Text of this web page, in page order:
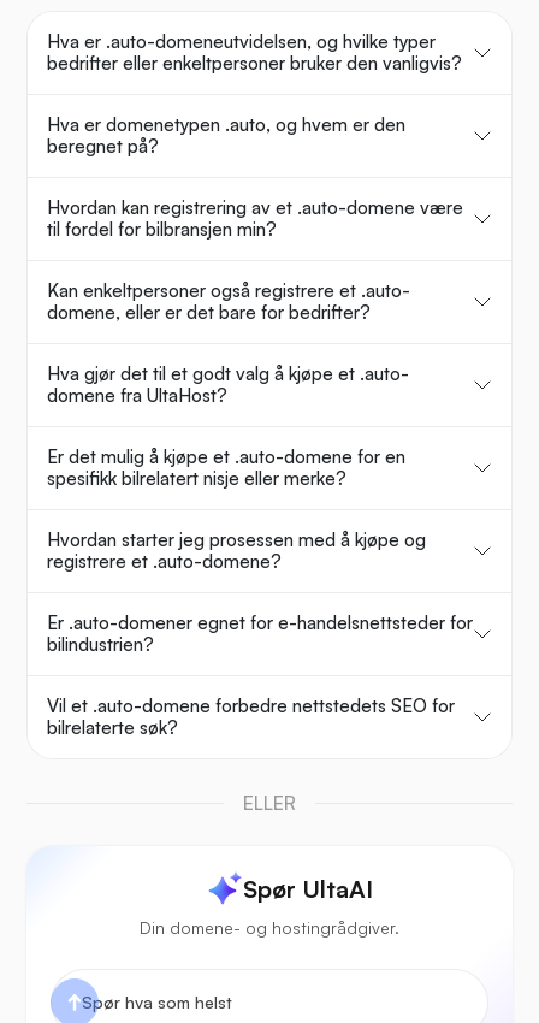
Hva er .auto-domeneutvidelsen, og hvilke typer
bedrifter eller enkeltpersoner bruker den vanligvis?
Hva er domenetypen .auto, og hvem er den
beregnet på?
Hvordan kan registrering av et .auto-domene være
til fordel for bilbransjen min?
Kan enkeltpersoner også registrere et .auto-
domene, eller er det bare for bedrifter?
Hva gjør det til et godt valg å kjøpe et .auto-
domene fra UltaHost?
Er det mulig å kjøpe et .auto-domene for en
spesifikk bilrelatert nisje eller merke?
Hvordan starter jeg prosessen med å kjøpe og
registrere et .auto-domene?
Er .auto-domener egnet for e-handelsnettsteder for
bilindustrien?
Vil et .auto-domene forbedre nettstedets SEO for
bilrelaterte søk?
ELLER
Spør UltaAI
Din domene- og hostingrådgiver.